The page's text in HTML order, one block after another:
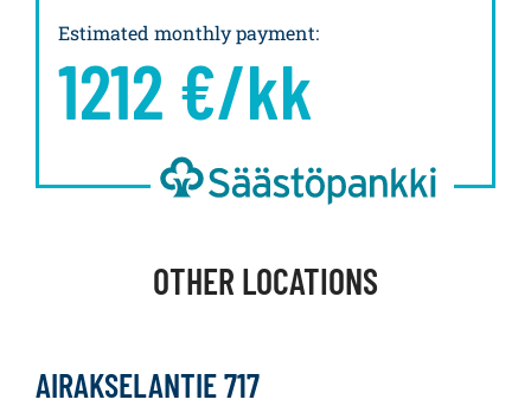
Estimated monthly payment:
1212 €/kk
OTHER LOCATIONS
AIRAKSELANTIE 717